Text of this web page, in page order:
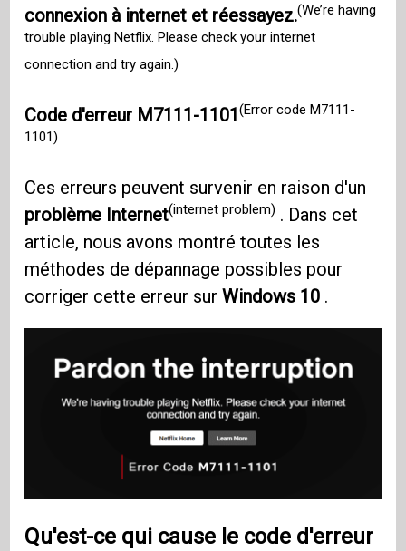
connexion à internet et réessayez.(We’re having
trouble playing Netflix. Please check your internet
connection and try again.)
Code d'erreur M7111-1101(Error code M7111-
1101)
Ces erreurs peuvent survenir en raison d'un
problème Internet(internet problem) . Dans cet
article, nous avons montré toutes les
méthodes de dépannage possibles pour
corriger cette erreur surWindows 10 .
Qu'est-ce qui cause le code d'erreur